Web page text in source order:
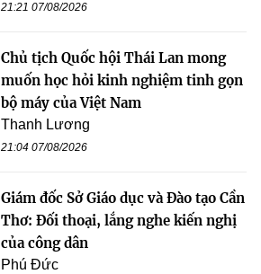
21:21 07/08/2026
Chủ tịch Quốc hội Thái Lan mong
muốn học hỏi kinh nghiệm tinh gọn
bộ máy của Việt Nam
Thanh Lương
21:04 07/08/2026
Giám đốc Sở Giáo dục và Đào tạo Cần
Thơ: Đối thoại, lắng nghe kiến nghị
của công dân
Phú Đức